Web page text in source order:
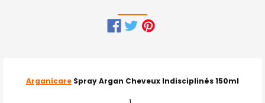
ENSEMBLE
Arganicare Spray Argan Cheveux Indisciplinés 150ml